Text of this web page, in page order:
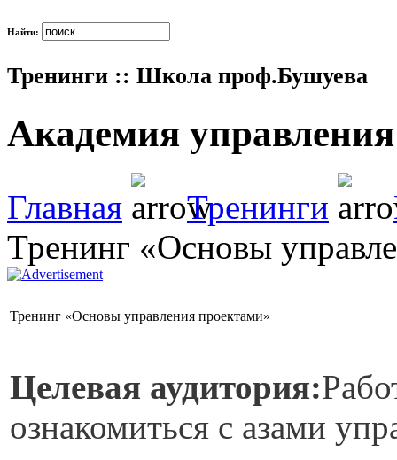
Найти:
Тренинги :: Школа проф.Бушуева
Академия
Главная Тренинги
Тренинг «Основы
Тренинг «Основы управления проектами»
Целевая аудитория:
ознакомиться с азами